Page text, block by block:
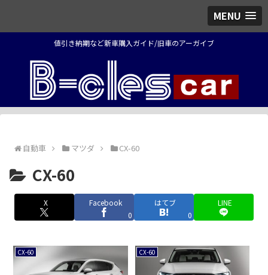
MENU
値引き納期など新車購入ガイド/旧車のアーガイブ
自動車 マツダ CX-60
CX-60
X
Facebook
0
はてブ
0
LINE
CX-60 CX-60